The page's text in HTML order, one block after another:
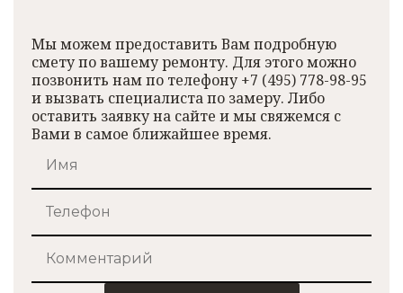
Мы можем предоставить Вам подробную
смету по вашему ремонту. Для этого можно
позвонить нам по телефону +7 (495) 778-98-95
и вызвать специалиста по замеру. Либо
оставить заявку на сайте и мы свяжемся с
Вами в самое ближайшее время.